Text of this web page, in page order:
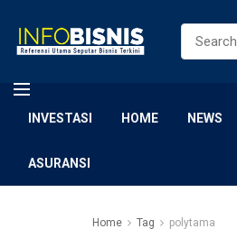
INVESTASI HOME NEWS
ASURANSI
Home Tag polytama